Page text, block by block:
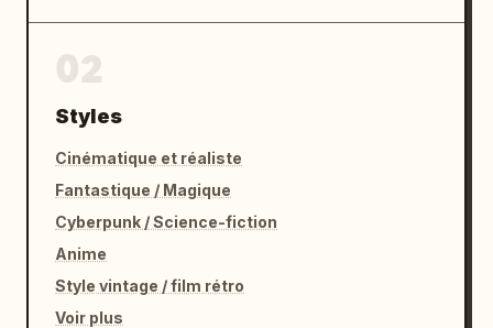
Styles
Cinématique et réaliste
Fantastique / Magique
Cyberpunk / Science-fiction
Anime
Style vintage / film rétro
Voir plus